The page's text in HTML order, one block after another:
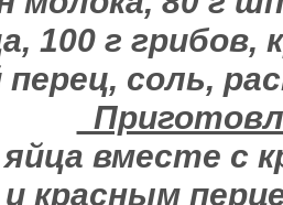
100 г грибов,
соль,
вместе с
красным